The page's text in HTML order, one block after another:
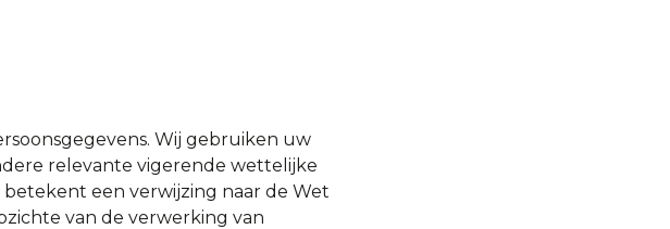
Wij gebruiken uw
relevante vigerende wettelijke
een verwijzing naar de Wet
van de verwerking van